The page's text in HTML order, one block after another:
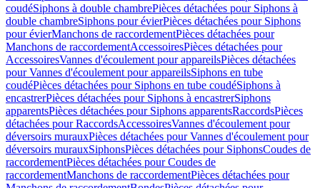
coudéSiphons à double chambrePièces détachées pour Siphons à
double chambreSiphons pour évierPièces détachées pour Siphons
pour évierManchons de raccordementPièces détachées pour
Manchons de raccordementAccessoiresPièces détachées pour
AccessoiresVannes d'écoulement pour appareilsPièces détachées
pour Vannes d'écoulement pour appareilsSiphons en tube
coudéPièces détachées pour Siphons en tube coudéSiphons à
encastrerPièces détachées pour Siphons à encastrerSiphons
apparentsPièces détachées pour Siphons apparentsRaccordsPièces
détachées pour RaccordsAccessoiresVannes d'écoulement pour
déversoirs murauxPièces détachées pour Vannes d'écoulement pour
déversoirs murauxSiphonsPièces détachées pour SiphonsCoudes de
raccordementPièces détachées pour Coudes de
raccordementManchons de raccordementPièces détachées pour